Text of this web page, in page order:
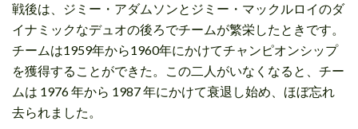
戦後は、ジミー・アダムソンとジミー・マックルロイのダ
イナミックなデュオの後ろでチームが繁栄したときです。
チームは1959年から1960年にかけてチャンピオンシップ
を獲得することができた。この二人がいなくなると、チー
ムは 1976 年から 1987 年にかけて衰退し始め、ほぼ忘れ
去られました。